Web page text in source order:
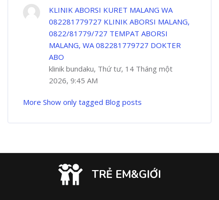
KLINIK ABORSI KURET MALANG WA
082281779727 KLINIK ABORSI MALANG,
0822/81779/727 TEMPAT ABORSI
MALANG, WA 082281779727 DOKTER
ABO
klinik bundaku, Thứ tư, 14 Tháng một
2026, 9:45 AM
More Show only tagged Blog posts
TRẺ EM&GIỚI